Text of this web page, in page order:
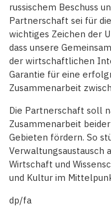
russischem Beschuss
Partnerschaft sei für
wichtiges Zeichen der
dass unsere
der wirtschaftlichen
Garantie für eine
Zusammenarbeit
Die Partnerschaft soll
Zusammenarbeit
Gebieten fördern. So
Verwaltungsaustausch
Wirtschaft und
und Kultur im
dp/fa